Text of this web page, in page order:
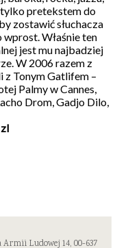
pretekstem do
zostawić słuchacza
wprost. Właśnie ten
jest mu najbadziej
W 2006 razem z
Tonym Gatlifem –
Palmy w Cannes,
Drom, Gadjo Dilo,
Ludowej 14, 00-637